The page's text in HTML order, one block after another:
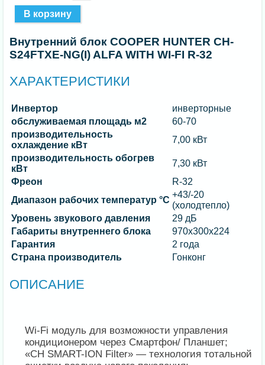
Внутренний блок COOPER HUNTER CH-
S24FTXE-NG(I) ALFA WITH WI-FI R-32
ХАРАКТЕРИСТИКИ
Инвертор
инверторные
обслуживаемая площадь м2
60-70
производительность
охлаждение кВт
7,00 кВт
производительность обогрев
кВт
7,30 кВт
Фреон
R-32
Диапазон рабочих температур °C
+43/-20
(холодтепло)
Уровень звукового давления
29 дБ
Габариты внутреннего блока
970х300х224
Гарантия
2 года
Страна производитель
Гонконг
ОПИСАНИЕ
Wi-Fi модуль для возможности управления
кондиционером через Смартфон/ Планшет;
«CH SMART-ION Filter» — технология тотальной